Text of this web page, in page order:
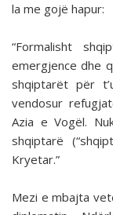
la me gojë hapur:
“Formalisht
emergjence dhe
shqiptarët për
vendosur
Azia e Vogël.
shqiptarë
Kryetar.”
Mezi e mbajta